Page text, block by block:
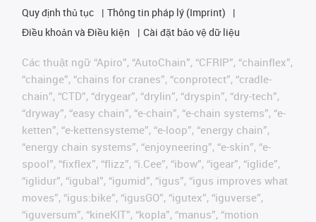
Quy định thủ tục
Thông tin pháp lý (Imprint)
Điều khoản và Điều kiện
Cài đặt bảo vệ dữ liệu
Các thuật ngữ “Apiro”, “AutoChain”, “CFRIP”, “chainflex”,
“chainge”, “chains for cranes”, “conprotect”, “cradle-
chain”, “CTD”, “drygear”, “drylin”, “dryspin”, “dry-tech”,
“dryway”, “easy chain”, “e-chain”, “e-chain systems”, “e-
ketten”, “e-kettensysteme”, “e-loop”, “energy chain”,
“energy chain systems”, “enjoyneering”, “e-skin”, “e-
spool”, “fixflex”, “flizz”, “i.Cee”, “ibow”, “igear”, “iglide”,
“iglidur”, “igubal”, “igumid”, “igus”, “igus improves what
moves”, “igus:bike”, “igusGO”, “igutex”, “iguverse”,
“iguversum”, “kineKIT”, “kopla”, “manus”, “motion